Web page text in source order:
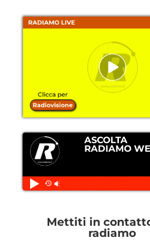
ASCOLTA
RADIAMO
Mettiti in
radiamo